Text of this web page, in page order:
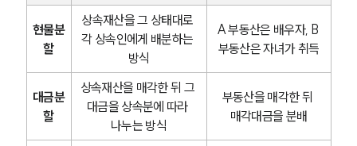
현물분
할
상속재산을 그 상태대로
각 상속인에게 배분하는
방식
A 부동산은 배우자, B
부동산은 자녀가 취득
대금분
할
상속재산을 매각한 뒤 그
대금을 상속분에 따라
나누는 방식
부동산을 매각한 뒤
매각대금을 분배